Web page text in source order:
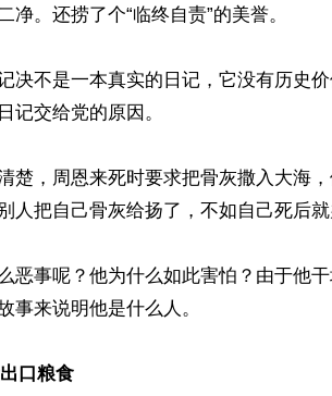
净。还捞了个“临终自责”的美誉。
决不是一本真实的日记，它没有历史
记交给党的原因。
楚，周恩来死时要求把骨灰撒入大海
人把自己骨灰给扬了，不如自己死后就
恶事呢？他为什么如此害怕？由于他
事来说明他是什么人。
口粮食